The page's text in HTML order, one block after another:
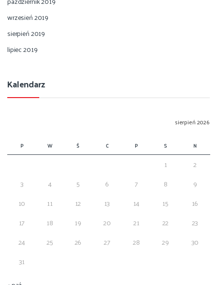
wrzesień 2019
sierpień 2019
lipiec 2019
Kalendarz
sierpień 2026
P W Ś C P S N
1
2
3
4 5 6 7 8
9
10
11 12 13 14 15
16
17
18 19 20 21 22
23
24
25 26 27 28 29
30
31